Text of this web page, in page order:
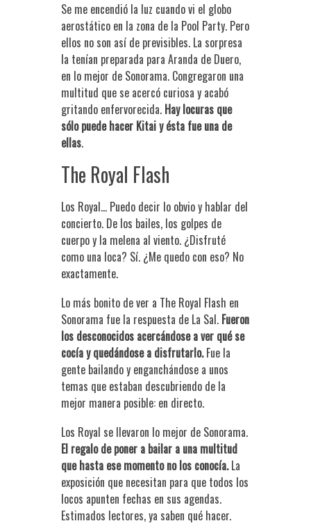
Se me encendió la luz cuando vi el globo
aerostático en la zona de la Pool Party. Pero
ellos no son así de previsibles. La sorpresa
la tenían preparada para Aranda de Duero,
en lo mejor de Sonorama. Congregaron una
multitud que se acercó curiosa y acabó
gritando enfervorecida. Hay locuras que
sólo puede hacer Kitai y ésta fue una de
ellas.
The Royal Flash
Los Royal… Puedo decir lo obvio y hablar del
concierto. De los bailes, los golpes de
cuerpo y la melena al viento. ¿Disfruté
como una loca? Sí. ¿Me quedo con eso? No
exactamente.
Lo más bonito de ver a The Royal Flash en
Sonorama fue la respuesta de La Sal. Fueron
los desconocidos acercándose a ver qué se
cocía y quedándose a disfrutarlo.Fue la
gente bailando y enganchándose a unos
temas que estaban descubriendo de la
mejor manera posible: en directo.
Los Royal se llevaron lo mejor de Sonorama.
El regalo de poner a bailar a una multitud
que hasta ese momento no los conocía.La
exposición que necesitan para que todos los
locos apunten fechas en sus agendas.
Estimados lectores, ya saben qué hacer.